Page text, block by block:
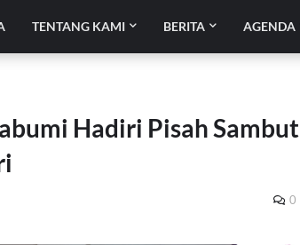
TENTANG KAMI BERITA AGENDA
Hadiri Pisah Sambut
0